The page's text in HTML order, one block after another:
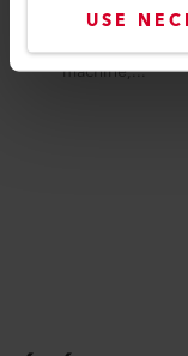
USE
900 ATs rend
toutes les
machine,...